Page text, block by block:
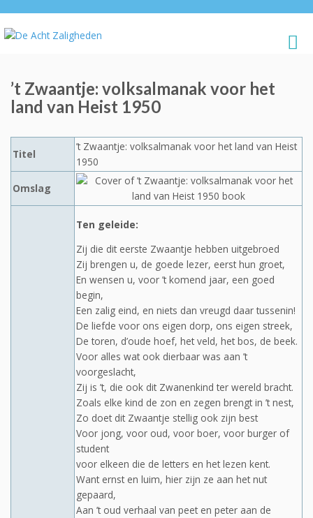
’t Zwaantje: volksalmanak voor het
land van Heist 1950
Titel
’t Zwaantje: volksalmanak voor het land van Heist
1950
Omslag
Ten geleide:
Zij die dit eerste Zwaantje hebben uitgebroed
Zij brengen u, de goede lezer, eerst hun groet,
En wensen u, voor ’t komend jaar, een goed
begin,
Een zalig eind, en niets dan vreugd daar tussenin!
De liefde voor ons eigen dorp, ons eigen streek,
De toren, d’oude hoef, het veld, het bos, de beek.
Voor alles wat ook dierbaar was aan ’t
voorgeslacht,
Zij is ’t, die ook dit Zwanenkind ter wereld bracht.
Zoals elke kind de zon en zegen brengt in ’t nest,
Zo doet dit Zwaantje stellig ook zijn best
Voor jong, voor oud, voor boer, voor burger of
student
voor elkeen die de letters en het lezen kent.
Want ernst en luim, hier zijn ze aan het nut
gepaard,
Aan ’t oud verhaal van peet en peter aan de